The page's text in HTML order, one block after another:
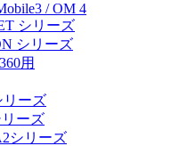
/ OM 4
シリーズ
シリーズ
用
リーズ
ーズ
シリーズ